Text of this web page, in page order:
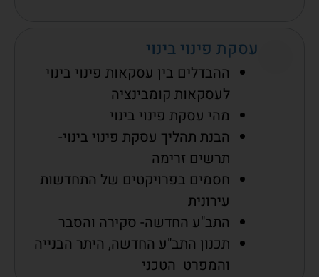
עסקת פינוי בינוי
ההבדלים בין עסקאות פינוי בינוי
לעסקאות קומבינציה
מהי עסקת פינוי בינוי
הבנת תהליך עסקת פינוי בינוי-
תרשים זרימה
חסמים בפרויקטים של התחדשות
עירונית
התב"ע החדשה- סקירה והסבר
תכנון התב"ע החדשה, היתר הבנייה
והמפרט הטכני